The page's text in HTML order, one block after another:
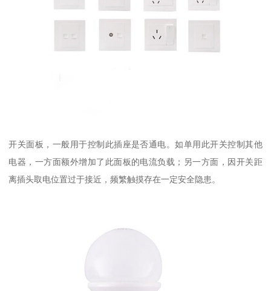
开关面板，一般用于控制此插座是否通电。如单用此开关控制其他
电器，一方面额外增加了此面板的电流负载；另一方面，因开关距
离插头取电位置过于接近，频繁触摸存在一定安全隐患。